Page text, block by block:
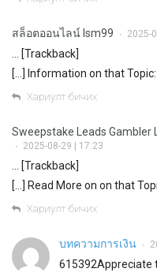
สล็อตออนไลน์ lsm99 • 2025-
… [Trackback]
[…] Information on that
Хариулт бичих
Sweepstake Leads Gambler
• 2025-08-29 | 17:23
… [Trackback]
[…] Read More on on that
Хариулт бичих
บทความการเงิน •
615392Appreciate